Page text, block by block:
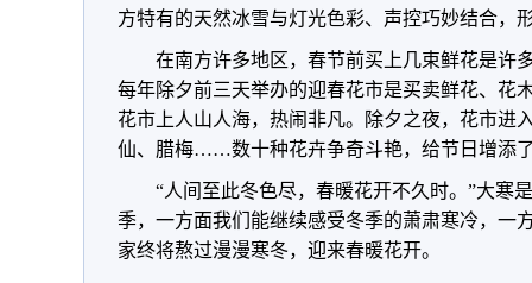
方特有的天然冰雪与灯光色彩、声控巧妙结合，
在南方许多地区，春节前买上几束鲜花是许
每年除夕前三天举办的迎春花市是买卖鲜花、花
花市上人山人海，热闹非凡。除夕之夜，花市进
仙、腊梅……数十种花卉争奇斗艳，给节日增添
“人间至此冬色尽，春暖花开不久时。”大寒
季，一方面我们能继续感受冬季的萧肃寒冷，一
家终将熬过漫漫寒冬，迎来春暖花开。